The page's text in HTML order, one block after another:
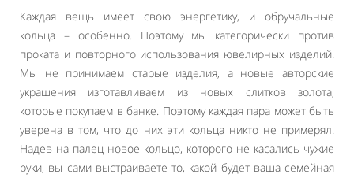
Каждая вещь имеет свою энергетику, и обручальные
кольца – особенно. Поэтому мы категорически против
проката и повторного использования ювелирных изделий.
Мы не принимаем старые изделия, а новые авторские
украшения изготавливаем из новых слитков золота,
которые покупаем в банке. Поэтому каждая пара может быть
уверена в том, что до них эти кольца никто не примерял.
Надев на палец новое кольцо, которого не касались чужие
руки, вы сами выстраиваете то, какой будет ваша семейная